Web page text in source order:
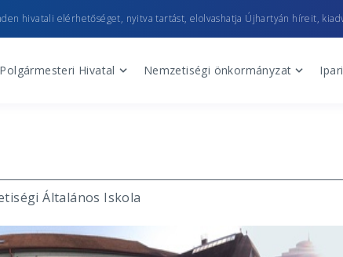
hivatali elérhetőséget, nyitva tartást, elolvashatja Újhartyán híreit,
Polgármesteri Hivatal Nemzetiségi önkormányzat
Általános Iskola